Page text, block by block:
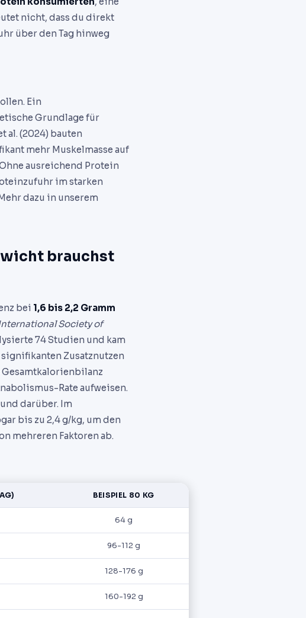
nicht, dass du direkt
über den Tag hinweg
Ein
Grundlage für
al. (2024) bauten
mehr Muskelmasse auf
ausreichend Protein
im starken
dazu in unserem
brauchst
bei 1,6 bis 2,2 Gramm
Society of
74 Studien und kam
Zusatznutzen
Rate aufweisen.
darüber. Im
bis zu 2,4 g/kg, um den
mehreren Faktoren ab.
BEISPIEL 80 KG
64 g
96-112 g
128-176 g
160-192 g